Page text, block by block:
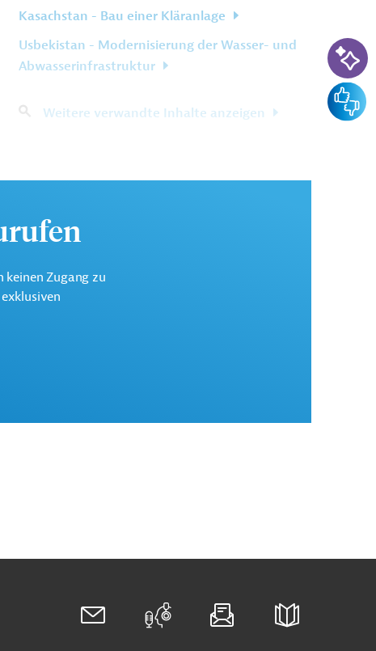
Kasachstan - Bau einer Kläranlage
Usbekistan - Modernisierung der Wasser- und
Abwasserinfrastruktur
Weitere verwandte Inhalte anzeigen
keinen Zugang zu
KI-